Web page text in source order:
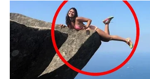
Ovo je takođe dobar period za rešavanje
povezana sa dugovima, zaostalim
planovima vezanim za veće kupovine.
pregled situacije i moći ćete da